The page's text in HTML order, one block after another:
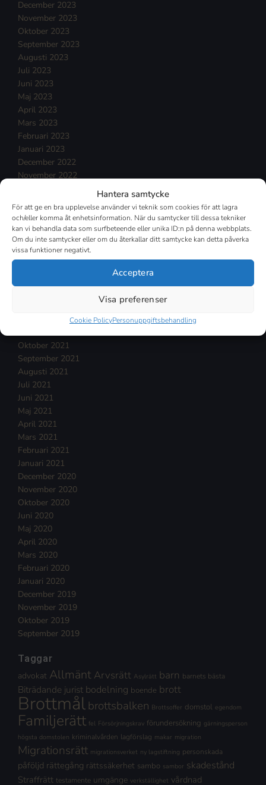
Hantera samtycke
För att ge en bra upplevelse använder vi teknik som cookies för att lagra
och/eller komma åt enhetsinformation. När du samtycker till dessa tekniker
kan vi behandla data som surfbeteende eller unika ID:n på denna webbplats.
Om du inte samtycker eller om du återkallar ditt samtycke kan detta påverka
vissa funktioner negativt.
Acceptera
Visa preferenser
Cookie PolicyPersonuppgiftsbehandling
December 2023
November 2023
Oktober 2023
September 2023
Augusti 2023
Juli 2023
Juni 2023
Maj 2023
April 2023
Mars 2023
Februari 2023
Januari 2023
December 2022
November 2022
September 2022
Augusti 2022
Juli 2022
Juni 2022
Maj 2022
December 2021
Oktober 2021
September 2021
Augusti 2021
Juli 2021
Juni 2021
Maj 2021
April 2021
Mars 2021
Februari 2021
Januari 2021
December 2020
November 2020
Oktober 2020
Juni 2020
Maj 2020
April 2020
Mars 2020
Februari 2020
Januari 2020
December 2019
November 2019
Oktober 2019
September 2019
Taggar
advokat Allmänt Arvsrätt Asylrätt barn barnets bästa
Biträdande jurist bodelning boende brott
Brottmålbrottsbalken Brottsoffer domstol egendom
Familjerätt fel Försörjningskrav förundersökning gärningsperson
högsta domstolen kriminalvården lagförslag makar migration
Migrationsrätt migrationsverket ny lagstiftning personskada
påföljd rättegång rättssäkerhet sambo sambor skadestånd
Straffrätt testamente umgänge verkställighet vårdnad